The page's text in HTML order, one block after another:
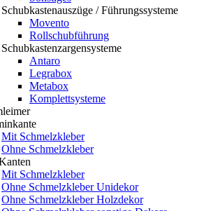
Schubkastenauszüge / Führungssysteme
Movento
Rollschubführung
Schubkastenzargensysteme
Antaro
Legrabox
Metabox
Komplettsysteme
Mit Schmelzkleber
Ohne Schmelzkleber
Mit Schmelzkleber
Ohne Schmelzkleber Unidekor
Ohne Schmelzkleber Holzdekor